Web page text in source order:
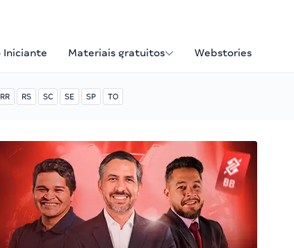
Iniciante Materiais gratuitos Webstories
RR RS SC SE SP TO